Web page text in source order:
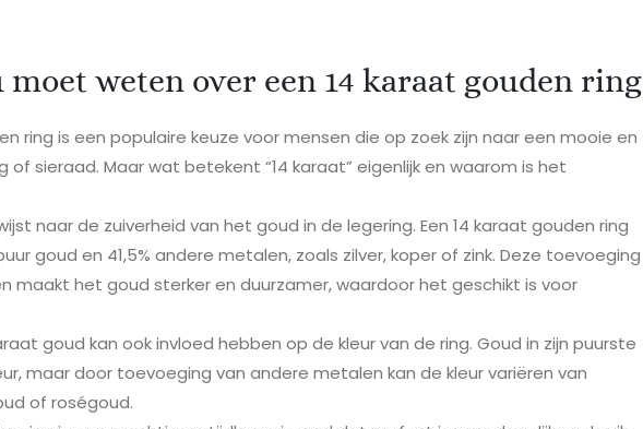
moet weten over een 14 karaat gouden ring
ring is een populaire keuze voor mensen die op zoek zijn naar een mooie en
of sieraad. Maar wat betekent “14 karaat” eigenlijk en waarom is het
naar de zuiverheid van het goud in de legering. Een 14 karaat gouden ring
goud en 41,5% andere metalen, zoals zilver, koper of zink. Deze toevoeging
maakt het goud sterker en duurzamer, waardoor het geschikt is voor
goud kan ook invloed hebben op de kleur van de ring. Goud in zijn puurste
maar door toevoeging van andere metalen kan de kleur variëren van
of roségoud.